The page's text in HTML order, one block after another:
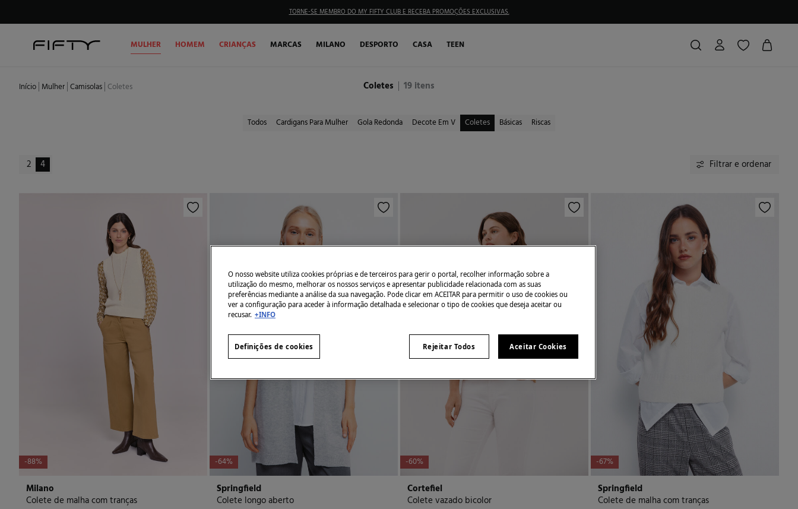
TORNE-SE MEMBRO DO MY FIFTY CLUB E RECEBA PROMOÇÕES EXCLUSIVAS.
MULHER HOMEM CRIANÇAS MARCAS MILANO DESPORTO CASA TEEN
Início Mulher Camisolas Coletes Coletes 19 itens
Todos Cardigans Para Mulher Gola Redonda Decote Em V Coletes Básicas Riscas
2 4 Filtrar e ordenar
-88%
Milano
Colete de malha com tranças
-64%
Springfield
Colete longo aberto
-60%
Cortefiel
Colete vazado bicolor
-67%
Springfield
Colete de malha com tranças
O nosso website utiliza cookies próprias e de terceiros para gerir o portal, recolher informação sobre a
utilização do mesmo, melhorar os nossos serviços e apresentar publicidade relacionada com as suas
preferências mediante a análise da sua navegação. Pode clicar em ACEITAR para permitir o uso de cookies ou
ver a configuração para aceder à informação detalhada e selecionar o tipo de cookies que deseja aceitar ou
recusar. +INFO
Rejeitar Todos Aceitar Cookies
Definições de cookies